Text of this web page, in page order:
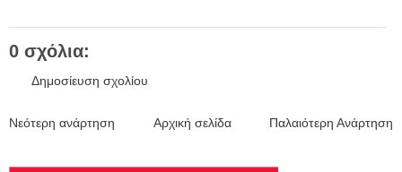
0 σχόλια:
Δημοσίευση σχολίου
Νεότερη ανάρτηση Παλαιότερη Ανάρτηση
Αρχική σελίδα